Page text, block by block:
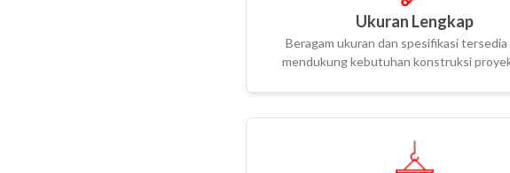
Ukuran Lengkap
Beragam ukuran dan spesifikasi
mendukung kebutuhan konstruksi